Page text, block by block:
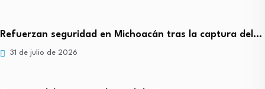
Refuerzan seguridad en Michoacán tras la captura del…
31 de julio de 2026